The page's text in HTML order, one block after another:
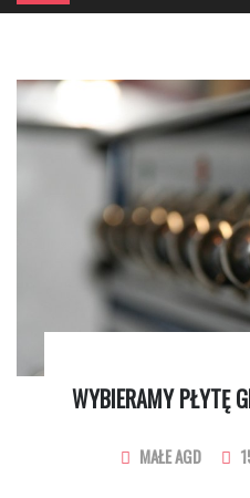
WYBIERAMY PŁYTĘ
MAŁE AGD